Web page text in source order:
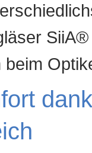
dank